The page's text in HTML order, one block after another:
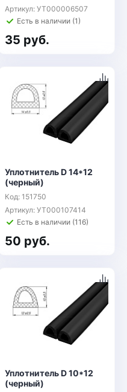
Артикул: УТ000006507
Есть в наличии (1)
35 руб.
Уплотнитель D 14*12
(черный)
Код: 151750
Артикул: УТ000107414
Есть в наличии (116)
50 руб.
Уплотнитель D 10*12
(черный)